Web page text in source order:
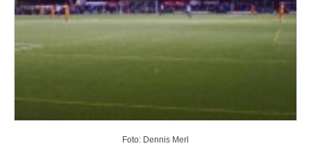
Foto: Dennis Merl